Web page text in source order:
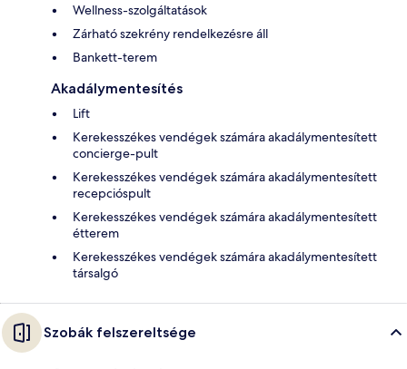
Wellness-szolgáltatások
Zárható szekrény rendelkezésre áll
Bankett-terem
Akadálymentesítés
Lift
Kerekesszékes vendégek számára akadálymentesített
concierge-pult
Kerekesszékes vendégek számára akadálymentesített
recepcióspult
Kerekesszékes vendégek számára akadálymentesített
étterem
Kerekesszékes vendégek számára akadálymentesített
társalgó
Szobák felszereltsége